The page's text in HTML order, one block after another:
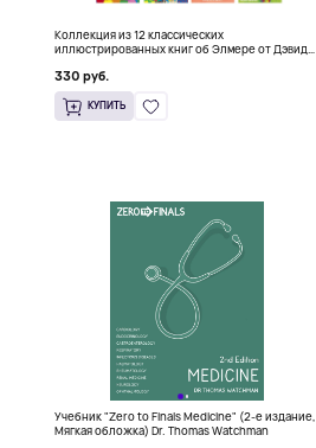
Коллекция из 12 классических
иллюстрированных книг об Элмере от Дэвида
330 руб.
КУПИТЬ
Учебник "Zero to Finals Medicine" (2-е издание,
Мягкая обложка) Dr. Thomas Watchman